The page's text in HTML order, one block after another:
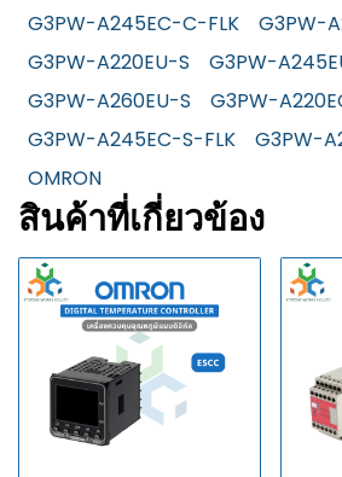
G3PW-A245EC-C-FLK
G3PW-
G3PW-A220EU-S
G3PW-
G3PW-A260EU-S
G3PW-
G3PW-A245EC-S-FLK
G3PW-
OMRON
สินค้าที่เกี่ยวข้อง